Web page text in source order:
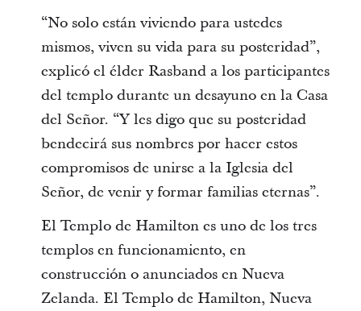
“No solo están viviendo para ustedes
mismos, viven su vida para su posteridad”,
explicó el élder Rasband a los participantes
del templo durante un desayuno en la Casa
del Señor. “Y les digo que su posteridad
bendecirá sus nombres por hacer estos
compromisos de unirse a la Iglesia del
Señor, de venir y formar familias eternas”.
El Templo de Hamilton es uno de los tres
templos en funcionamiento, en
construcción o anunciados en Nueva
Zelanda. El Templo de Hamilton, Nueva